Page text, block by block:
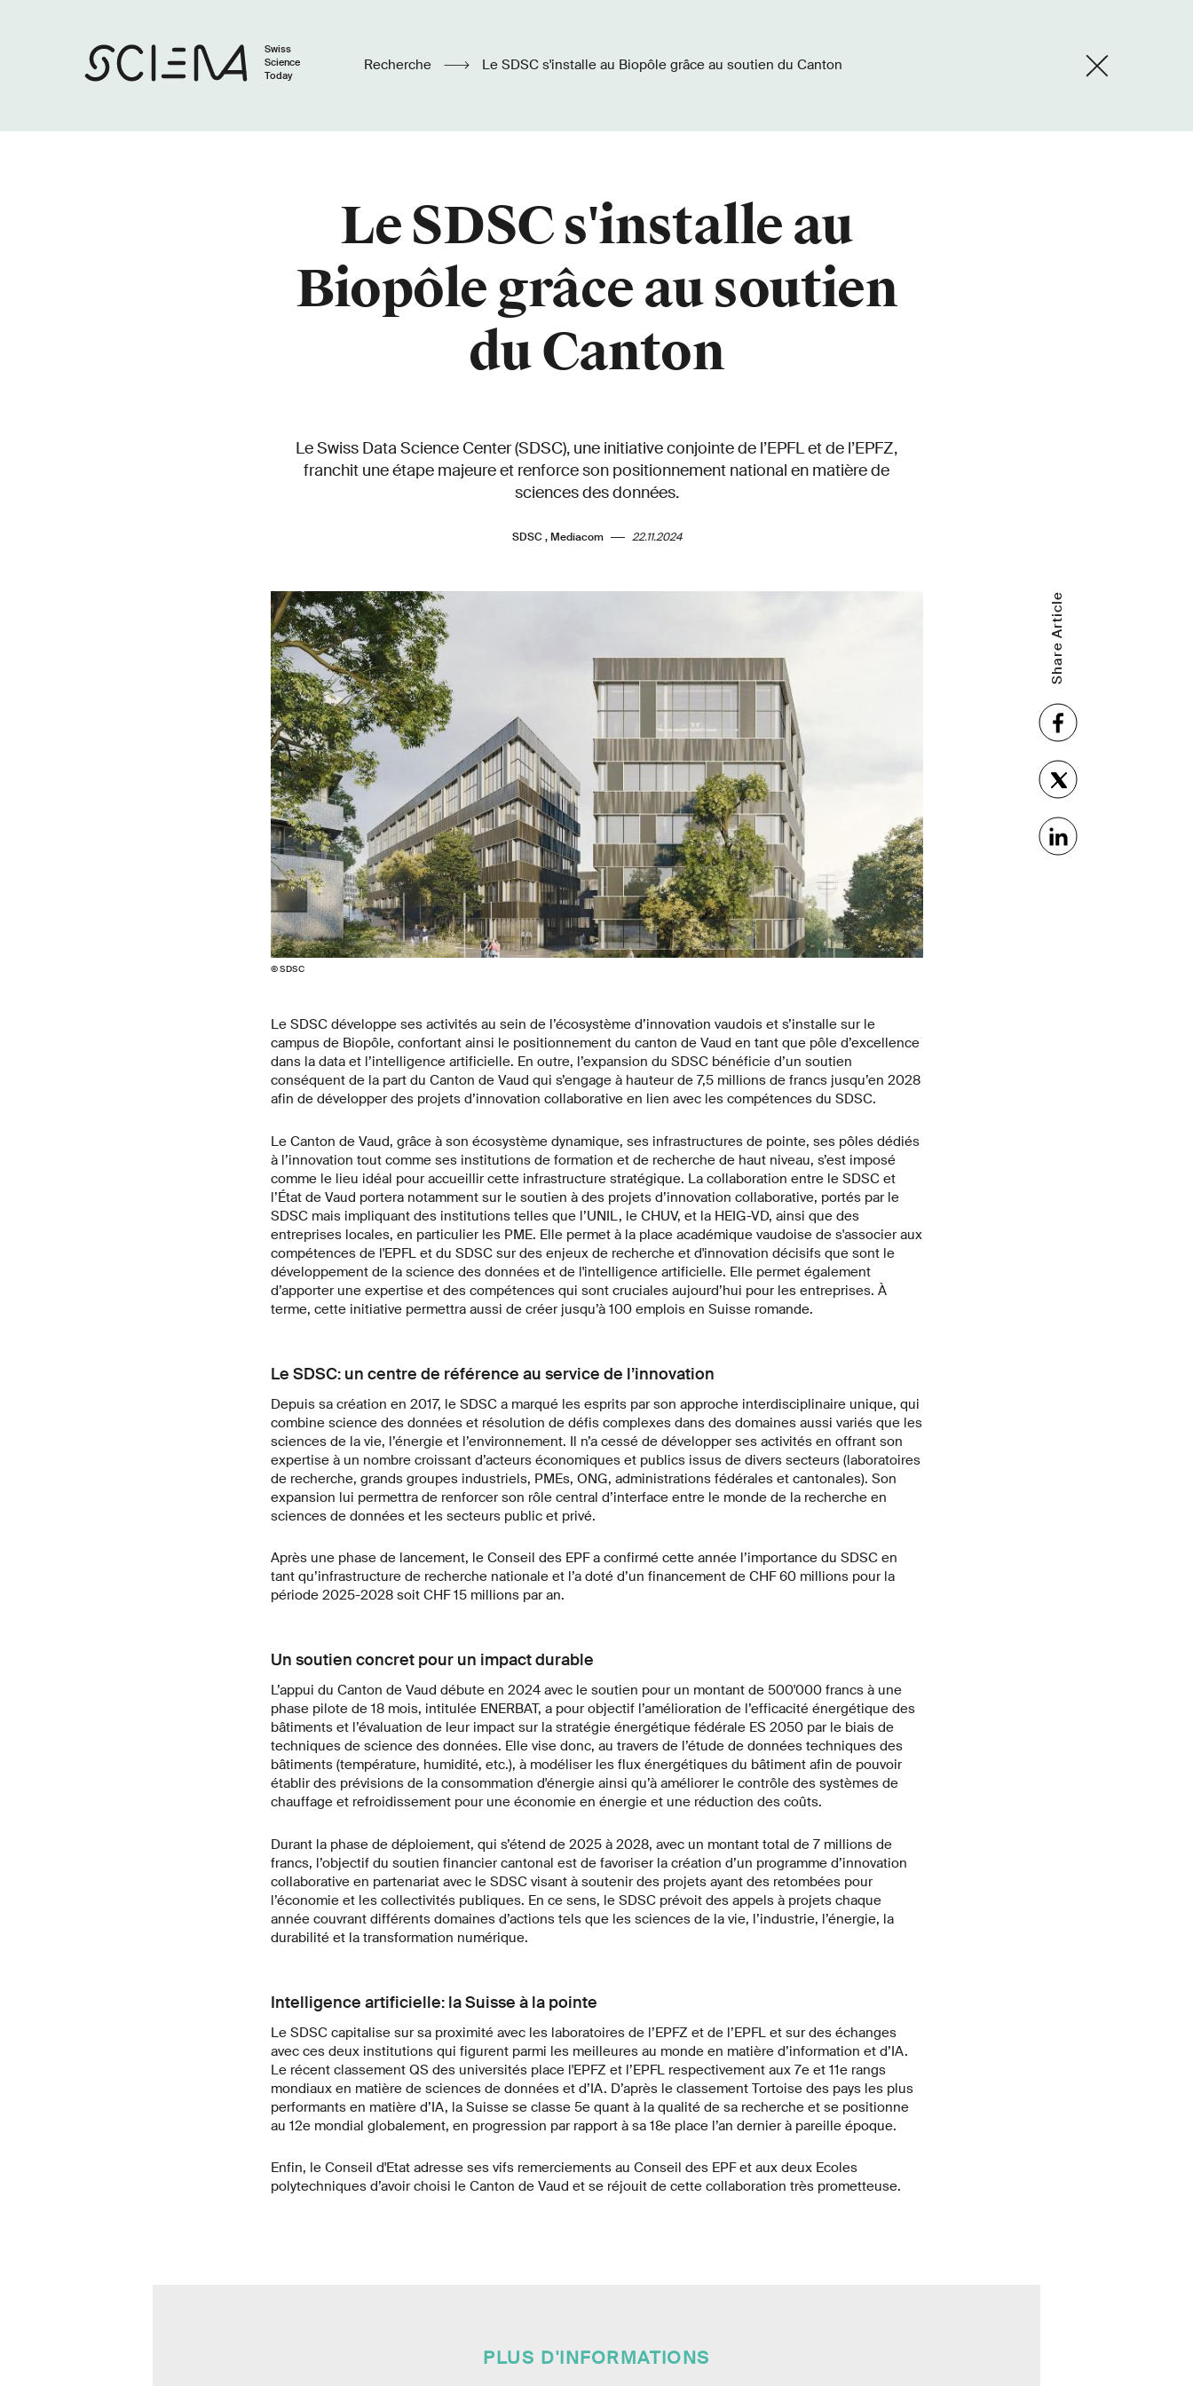
Swiss
Science
Today
Recherche Le SDSC s'installe au Biopôle grâce au soutien du Canton
Le SDSC s'installe au
Biopôle grâce au soutien
du Canton
Le Swiss Data Science Center (SDSC), une initiative conjointe de l’EPFL et de l’EPFZ,
franchit une étape majeure et renforce son positionnement national en matière de
sciences des données.
SDSC , Mediacom 22.11.2024
© SDSC
Share Article
Le SDSC développe ses activités au sein de l’écosystème d’innovation vaudois et s’installe sur le
campus de Biopôle, confortant ainsi le positionnement du canton de Vaud en tant que pôle d’excellence
dans la data et l’intelligence artificielle. En outre, l’expansion du SDSC bénéficie d’un soutien
conséquent de la part du Canton de Vaud qui s’engage à hauteur de 7,5 millions de francs jusqu’en 2028
afin de développer des projets d’innovation collaborative en lien avec les compétences du SDSC.
Le Canton de Vaud, grâce à son écosystème dynamique, ses infrastructures de pointe, ses pôles dédiés
à l’innovation tout comme ses institutions de formation et de recherche de haut niveau, s’est imposé
comme le lieu idéal pour accueillir cette infrastructure stratégique. La collaboration entre le SDSC et
l’État de Vaud portera notamment sur le soutien à des projets d’innovation collaborative, portés par le
SDSC mais impliquant des institutions telles que l’UNIL, le CHUV, et la HEIG-VD, ainsi que des
entreprises locales, en particulier les PME. Elle permet à la place académique vaudoise de s'associer aux
compétences de l'EPFL et du SDSC sur des enjeux de recherche et d'innovation décisifs que sont le
développement de la science des données et de l'intelligence artificielle. Elle permet également
d’apporter une expertise et des compétences qui sont cruciales aujourd’hui pour les entreprises. À
terme, cette initiative permettra aussi de créer jusqu’à 100 emplois en Suisse romande.
Le SDSC: un centre de référence au service de l’innovation
Depuis sa création en 2017, le SDSC a marqué les esprits par son approche interdisciplinaire unique, qui
combine science des données et résolution de défis complexes dans des domaines aussi variés que les
sciences de la vie, l’énergie et l’environnement. Il n’a cessé de développer ses activités en offrant son
expertise à un nombre croissant d’acteurs économiques et publics issus de divers secteurs (laboratoires
de recherche, grands groupes industriels, PMEs, ONG, administrations fédérales et cantonales). Son
expansion lui permettra de renforcer son rôle central d’interface entre le monde de la recherche en
sciences de données et les secteurs public et privé.
Après une phase de lancement, le Conseil des EPF a confirmé cette année l’importance du SDSC en
tant qu’infrastructure de recherche nationale et l’a doté d’un financement de CHF 60 millions pour la
période 2025-2028 soit CHF 15 millions par an.
Un soutien concret pour un impact durable
L’appui du Canton de Vaud débute en 2024 avec le soutien pour un montant de 500'000 francs à une
phase pilote de 18 mois, intitulée ENERBAT, a pour objectif l’amélioration de l’efficacité énergétique des
bâtiments et l’évaluation de leur impact sur la stratégie énergétique fédérale ES 2050 par le biais de
techniques de science des données. Elle vise donc, au travers de l’étude de données techniques des
bâtiments (température, humidité, etc.), à modéliser les flux énergétiques du bâtiment afin de pouvoir
établir des prévisions de la consommation d'énergie ainsi qu’à améliorer le contrôle des systèmes de
chauffage et refroidissement pour une économie en énergie et une réduction des coûts.
Durant la phase de déploiement, qui s’étend de 2025 à 2028, avec un montant total de 7 millions de
francs, l’objectif du soutien financier cantonal est de favoriser la création d’un programme d’innovation
collaborative en partenariat avec le SDSC visant à soutenir des projets ayant des retombées pour
l’économie et les collectivités publiques. En ce sens, le SDSC prévoit des appels à projets chaque
année couvrant différents domaines d’actions tels que les sciences de la vie, l’industrie, l’énergie, la
durabilité et la transformation numérique.
Intelligence artificielle: la Suisse à la pointe
Le SDSC capitalise sur sa proximité avec les laboratoires de l’EPFZ et de l’EPFL et sur des échanges
avec ces deux institutions qui figurent parmi les meilleures au monde en matière d’information et d’IA.
Le récent classement QS des universités place l'EPFZ et l’EPFL respectivement aux 7e et 11e rangs
mondiaux en matière de sciences de données et d’IA. D’après le classement Tortoise des pays les plus
performants en matière d’IA, la Suisse se classe 5e quant à la qualité de sa recherche et se positionne
au 12e mondial globalement, en progression par rapport à sa 18e place l’an dernier à pareille époque.
Enfin, le Conseil d'Etat adresse ses vifs remerciements au Conseil des EPF et aux deux Ecoles
polytechniques d’avoir choisi le Canton de Vaud et se réjouit de cette collaboration très prometteuse.
PLUS D'INFORMATIONS